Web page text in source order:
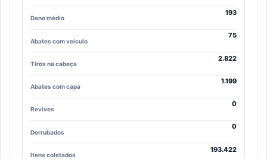
Dano médio
193
Abates com veículo
75
Tiros na cabeça
2.822
Abates com capa
1.199
Revives
0
Derrubados
0
Itens coletados
193.422